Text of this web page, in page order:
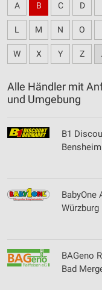
A B C D
L M N O
W X Y Z
Alle Händler mit
und Umgebung
B1
Bensheim
BabyOne
Würzburg
BAGeno
Bad